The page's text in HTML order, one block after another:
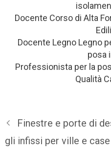
Docente Corso di Alta
Docente Legno Legno
posa
Professionista per la
Qualità
Finestre e porte di
gli infissi per ville e